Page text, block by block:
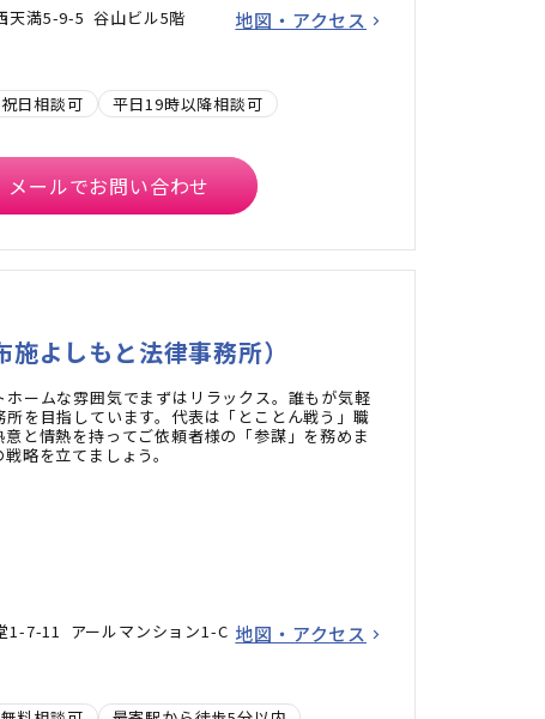
天満5-9-5 谷山ビル5階 地図・アクセス
日相談可 平日19時以降相談可
メールでお問い合わせ
よしもと法律事務所）
ームな雰囲気でまずはリラックス。誰もが気軽
所を目指しています。代表は「とことん戦う」職
意と情熱を持ってご依頼者様の「参謀」を務めま
略を立てましょう。
1-7-11 アールマンション1-C 地図・アクセス